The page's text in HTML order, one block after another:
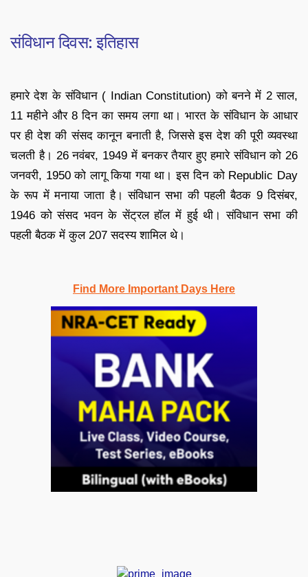
संविधान दिवस: इतिहास
हमारे देश के संविधान ( Indian Constitution) को बनने में 2 साल,
11 महीने और 8 दिन का समय लगा था। भारत के संविधान के आधार
पर ही देश की संसद कानून बनाती है, जिससे इस देश की पूरी व्यवस्था
चलती है। 26 नवंबर, 1949 में बनकर तैयार हुए हमारे संविधान को 26
जनवरी, 1950 को लागू किया गया था। इस दिन को Republic Day
के रूप में मनाया जाता है। संविधान सभा की पहली बैठक 9 दिसंबर,
1946 को संसद भवन के सेंट्रल हॉल में हुई थी। संविधान सभा की
पहली बैठक में कुल 207 सदस्य शामिल थे।
Find More Important Days Here